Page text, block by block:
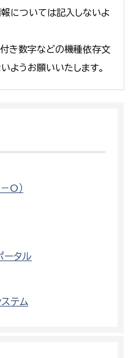
については記入しないよ
き数字などの機種依存文
ようお願いいたします。
O）
ータル
テム